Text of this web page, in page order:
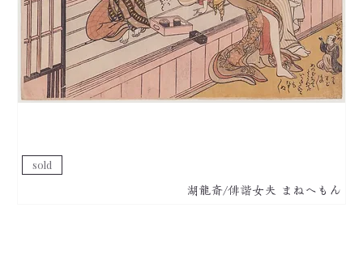
sold
湖龍斎/俳諧女夫 まねへもん